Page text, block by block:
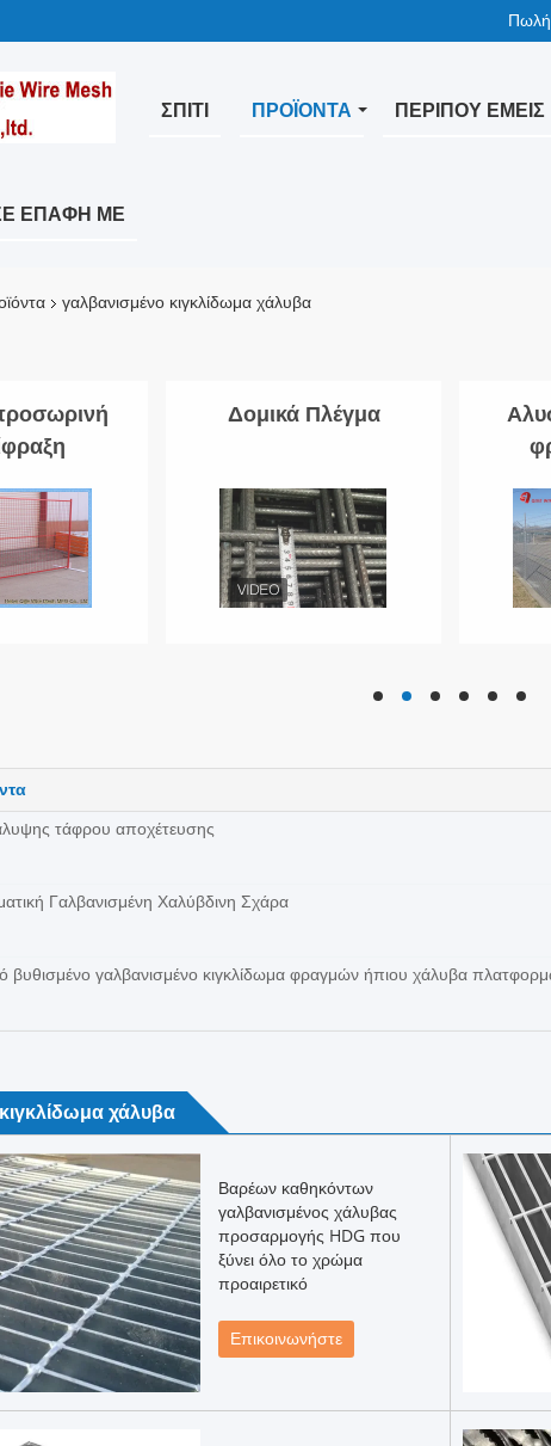
ΣΠΊΤΙ ΠΡΟΪΌΝΤΑ ΠΕΡΊΠΟΥ ΕΜΕΊΣ
ΕΠΑΦΉ ΜΕ
γαλβανισμένο κιγκλίδωμα χάλυβα
Δομικά Πλέγμα
hd hd hd hd hd hd
τάφρου αποχέτευσης
Γαλβανισμένη Χαλύβδινη Σχάρα
βυθισμένο γαλβανισμένο κιγκλίδωμα φραγμών ήπιου χάλυβα
χάλυβα
Βαρέων καθηκόντων
γαλβανισμένος χάλυβας
προσαρμογής HDG που
ξύνει όλο το χρώμα
προαιρετικό
Επικοινωνήστε